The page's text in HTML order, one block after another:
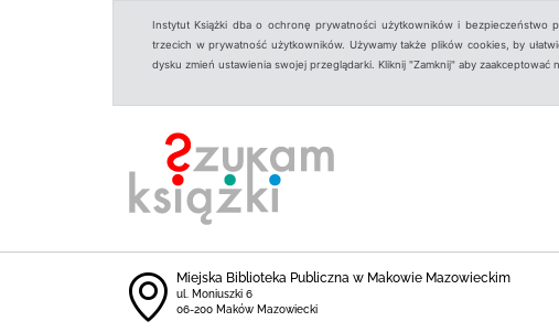
Instytut Książki dba o ochronę prywatności użytkowników i bezpieczeństwo
trzecich w prywatność użytkowników. Używamy także plików cookies, by
dysku zmień ustawienia swojej przeglądarki. Kliknij "Zamknij" aby zaakceptować
Miejska Biblioteka Publiczna w Makowie Mazowieckim
ul. Moniuszki 6
06-200 Maków Mazowiecki